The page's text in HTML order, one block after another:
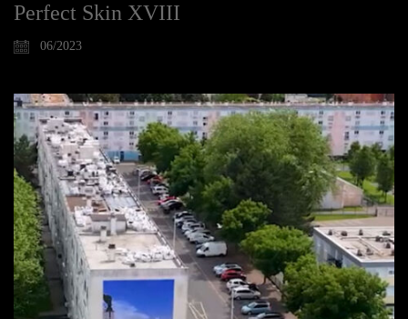
Perfect Skin XVIII
06/2023